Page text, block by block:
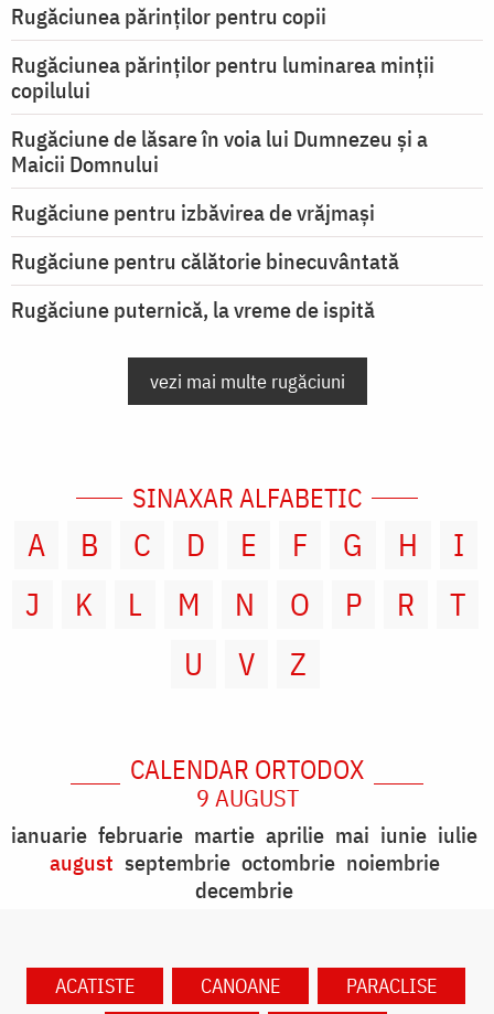
Rugăciunea părinților pentru copii
Rugăciunea părinților pentru luminarea minţii
copilului
Rugăciune de lăsare în voia lui Dumnezeu şi a
Maicii Domnului
Rugăciune pentru izbăvirea de vrăjmași
Rugăciune pentru călătorie binecuvântată
Rugăciune puternică, la vreme de ispită
vezi mai multe rugăciuni
SINAXAR ALFABETIC
A B C D E F G H
I
J
K L M N O P R
T
U
V Z
CALENDAR ORTODOX
9 AUGUST
ianuarie februarie martie aprilie mai iunie iulie
august septembrie octombrie noiembrie
decembrie
ACATISTE CANOANE
PARACLISE